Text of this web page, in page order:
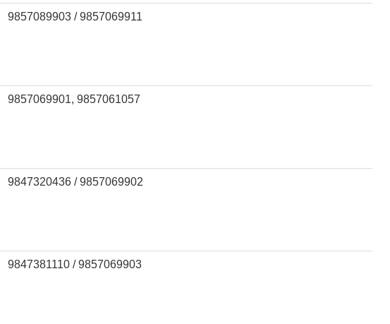
9857089903 / 9857069911
9857069901, 9857061057
9847320436 / 9857069902
9847381110 / 9857069903